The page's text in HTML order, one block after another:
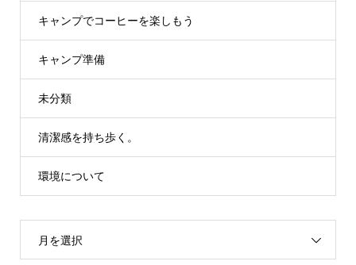
キャンプでコーヒーを楽しもう
キャンプ準備
未分類
清潔感を持ち歩く。
環境について
月を選択